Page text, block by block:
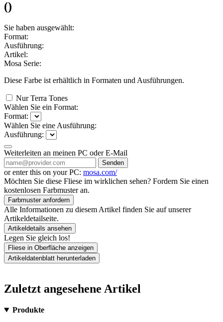
()
Sie haben ausgewählt:
Format:
Ausführung:
Artikel:
Mosa Serie:
Diese Farbe ist erhältlich in Formaten und Ausführungen.
Nur Terra Tones
Wählen Sie ein Format:
Format:
Wählen Sie eine Ausführung:
Ausführung:
Weiterleiten an meinen PC oder E-Mail
Senden
or enter this on your PC: mosa.com/
Möchten Sie diese Fliese im wirklichen sehen? Fordern Sie einen
kostenlosen Farbmuster an.
Farbmuster anfordern
Alle Informationen zu diesem Artikel finden Sie auf unserer
Artikeldetailseite.
Artikeldetails ansehen
Legen Sie gleich los!
Fliese in Oberfläche anzeigen
Artikeldatenblatt herunterladen
Zuletzt angesehene Artikel
Produkte